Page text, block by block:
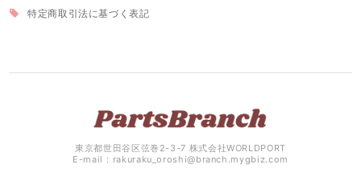
特定商取引法に基づく表記
東京都世田谷区弦巻2-3-7 株式会社WORLDPORT
E-mail： rakuraku_oroshi@branch.mygbiz.com